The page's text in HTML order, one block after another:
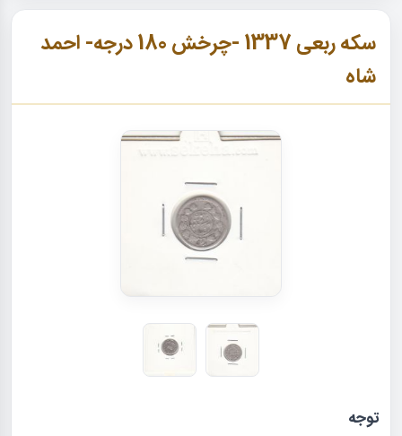
سکه ربعی 1337 -چرخش 180 درجه- احمد
شاه
توجه